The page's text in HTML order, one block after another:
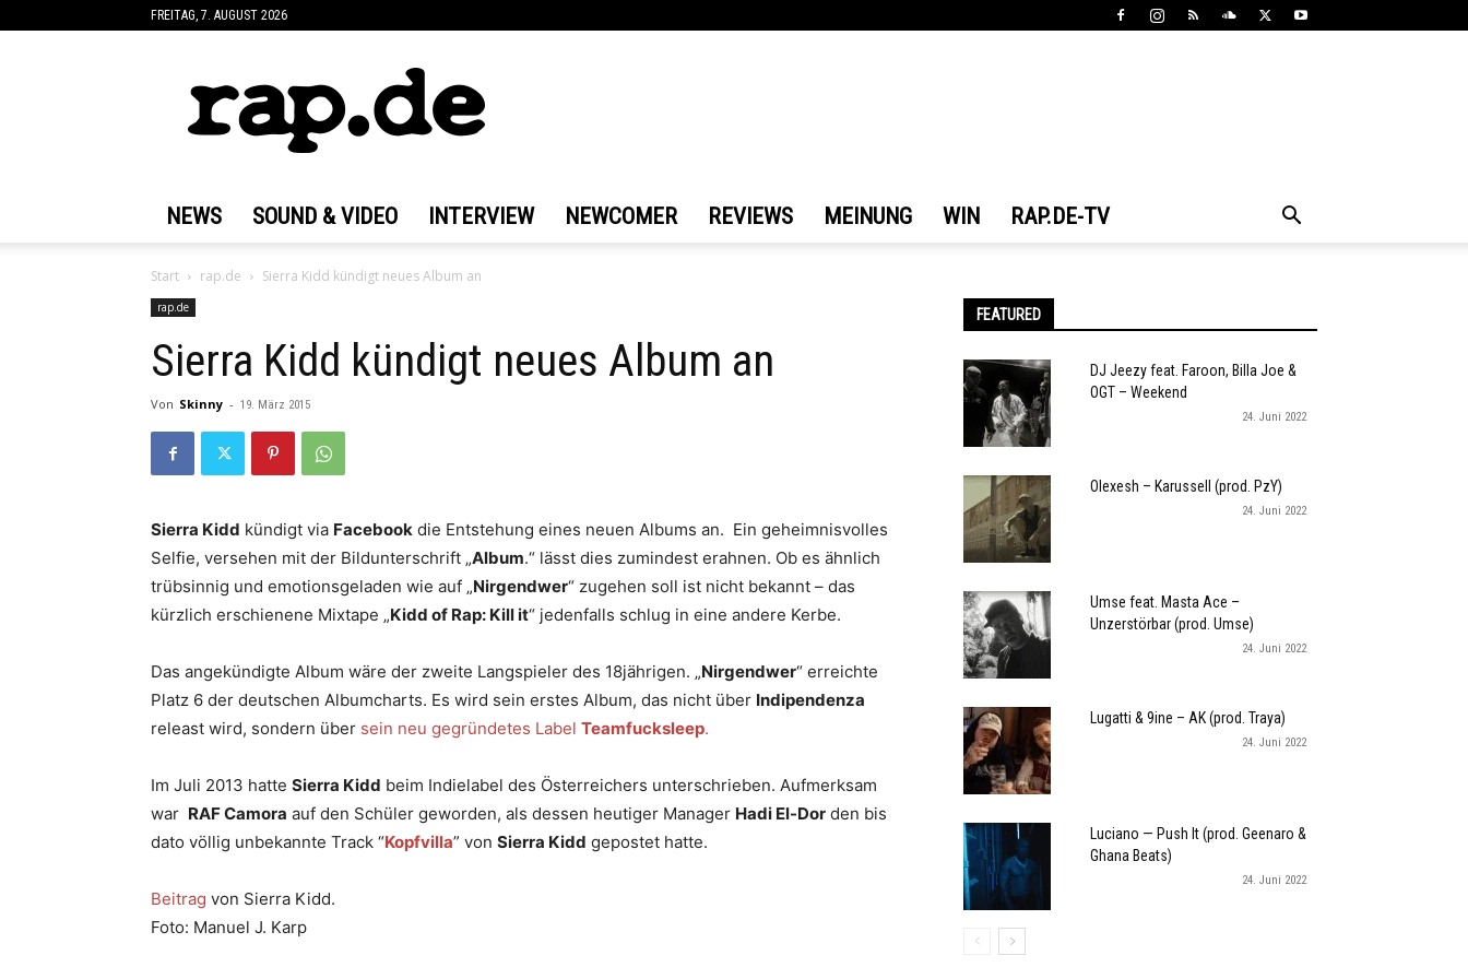
FREITAG, 7. AUGUST 2026
NEWS SOUND & VIDEO INTERVIEW NEWCOMER REVIEWS MEINUNG WIN RAP.DE-TV
Start rap.de Sierra Kidd kündigt neues Album an
rap.de
Sierra Kidd kündigt neues Album an
Von Skinny - 19. März 2015
Sierra Kidd kündigt via Facebook die Entstehung eines neuen Albums an. Ein geheimnisvolles
Selfie, versehen mit der Bildunterschrift „Album.“ lässt dies zumindest erahnen. Ob es ähnlich
trübsinnig und emotionsgeladen wie auf „Nirgendwer“ zugehen soll ist nicht bekannt – das
kürzlich erschienene Mixtape „Kidd of Rap: Kill it“ jedenfalls schlug in eine andere Kerbe.
Das angekündigte Album wäre der zweite Langspieler des 18jährigen. „Nirgendwer“ erreichte
Platz 6 der deutschen Albumcharts. Es wird sein erstes Album, das nicht über Indipendenza
releast wird, sondern über sein neu gegründetes Label Teamfucksleep.
Im Juli 2013 hatte Sierra Kidd beim Indielabel des Österreichers unterschrieben. Aufmerksam
war RAF Camora auf den Schüler geworden, als dessen heutiger Manager Hadi El-Dor den bis
dato völlig unbekannte Track “Kopfvilla” von Sierra Kidd gepostet hatte.
Beitrag von Sierra Kidd.
Foto: Manuel J. Karp
FEATURED
DJ Jeezy feat. Faroon, Billa Joe &
OGT – Weekend
24. Juni 2022
Olexesh – Karussell (prod. PzY)
24. Juni 2022
Umse feat. Masta Ace –
Unzerstörbar (prod. Umse)
24. Juni 2022
Lugatti & 9ine – AK (prod. Traya)
24. Juni 2022
Luciano — Push It (prod. Geenaro &
Ghana Beats)
24. Juni 2022